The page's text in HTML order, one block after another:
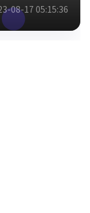
08-17 05:15:36